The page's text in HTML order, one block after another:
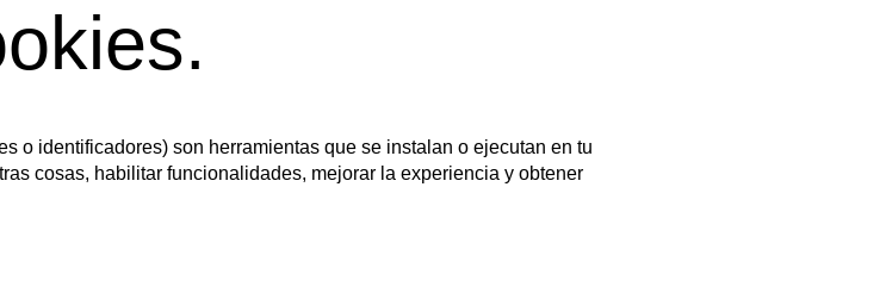
o identificadores) son herramientas que se instalan o ejecutan en tu
cosas, habilitar funcionalidades, mejorar la experiencia y obtener